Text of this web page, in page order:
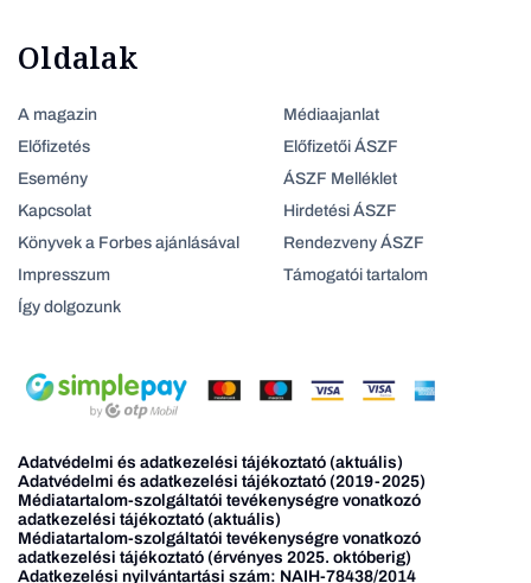
Oldalak
A magazin
Előfizetés
Esemény
Kapcsolat
Könyvek a Forbes ajánlásával
Impresszum
Így dolgozunk
Médiaajanlat
Előfizetői ÁSZF
ÁSZF Melléklet
Hirdetési ÁSZF
Rendezveny ÁSZF
Támogatói tartalom
Adatvédelmi és adatkezelési tájékoztató (aktuális)
Adatvédelmi és adatkezelési tájékoztató (2019-2025)
Médiatartalom-szolgáltatói tevékenységre vonatkozó
adatkezelési tájékoztató (aktuális)
Médiatartalom-szolgáltatói tevékenységre vonatkozó
adatkezelési tájékoztató (érvényes 2025. októberig)
Adatkezelési nyilvántartási szám: NAIH-78438/2014